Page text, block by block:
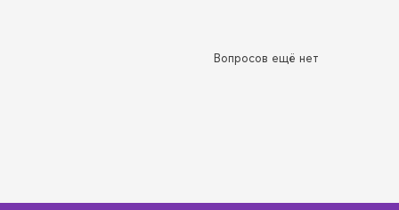
Вопросов ещё нет